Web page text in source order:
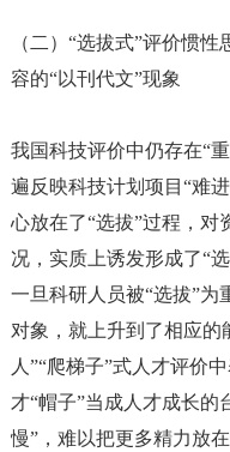
（二） “选拔式”评价惯性
容的“以刊代文”现象
我国科技评价中仍存在“
遍反映科技计划项目“难
心放在了“选拔”过程，
况，实质上诱发形成了“
一旦科研人员被“选拔”为
对象，就上升到了相应的
人”“爬梯子”式人才评价
才“帽子”当成人才成长的
慢”，难以把更多精力放